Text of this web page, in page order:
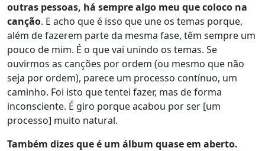
outras pessoas, há sempre algo meu que coloco na
canção. E acho que é isso que une os temas porque,
além de fazerem parte da mesma fase, têm sempre um
pouco de mim. É o que vai unindo os temas. Se
ouvirmos as canções por ordem (ou mesmo que não
seja por ordem), parece um processo contínuo, um
caminho. Foi isto que tentei fazer, mas de forma
inconsciente. É giro porque acabou por ser [um
processo] muito natural.
Também dizes que é um álbum quase em aberto.